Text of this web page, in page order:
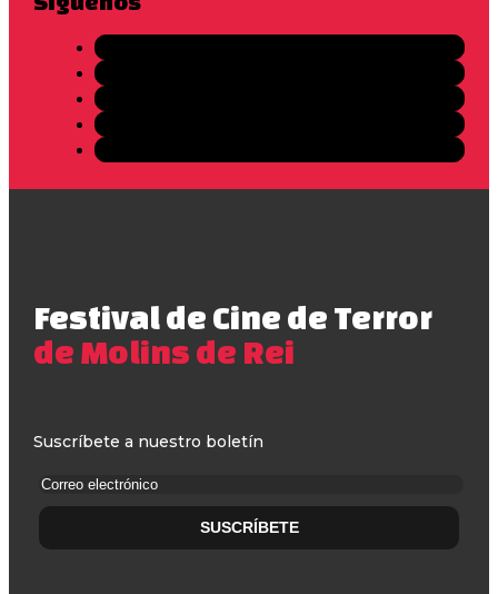
Festival de Cine de Terror
de Molins de Rei
Suscríbete a nuestro boletín